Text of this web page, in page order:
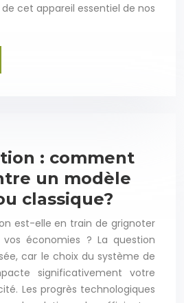
cet appareil essentiel de nos
: comment
un modèle
classique?
est-elle en train de grignoter
vos économies ? La question
car le choix du système de
significativement votre
Les progrès technologiques